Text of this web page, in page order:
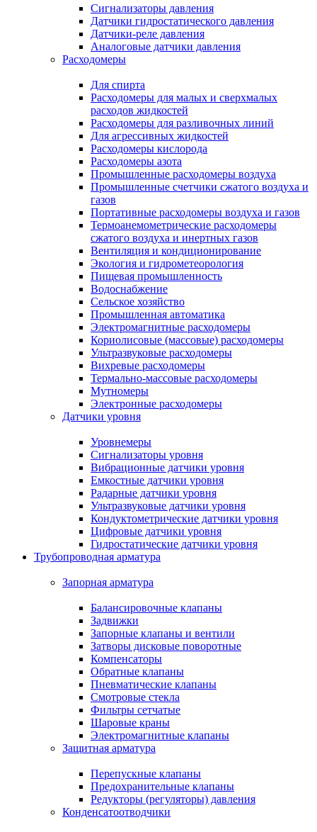
Сигнализаторы давления
Датчики гидростатического давления
Датчики-реле давления
Аналоговые датчики давления
Расходомеры
Для спирта
Расходомеры для малых и сверхмалых
расходов жидкостей
Расходомеры для разливочных линий
Для агрессивных жидкостей
Расходомеры кислорода
Расходомеры азота
Промышленные расходомеры воздуха
Промышленные счетчики сжатого воздуха и
газов
Портативные расходомеры воздуха и газов
Термоанемометрические расходомеры
сжатого воздуха и инертных газов
Вентиляция и кондиционирование
Экология и гидрометеорология
Пищевая промышленность
Водоснабжение
Сельское хозяйство
Промышленная автоматика
Электромагнитные расходомеры
Кориолисовые (массовые) расходомеры
Ультразвуковые расходомеры
Вихревые расходомеры
Термально-массовые расходомеры
Мутномеры
Электронные расходомеры
Датчики уровня
Уровнемеры
Сигнализаторы уровня
Вибрационные датчики уровня
Емкостные датчики уровня
Радарные датчики уровня
Ультразвуковые датчики уровня
Кондуктометрические датчики уровня
Цифровые датчики уровня
Гидростатические датчики уровня
Трубопроводная арматура
Запорная арматура
Балансировочные клапаны
Задвижки
Запорные клапаны и вентили
Затворы дисковые поворотные
Компенсаторы
Обратные клапаны
Пневматические клапаны
Смотровые стекла
Фильтры сетчатые
Шаровые краны
Электромагнитные клапаны
Защитная арматура
Перепускные клапаны
Предохранительные клапаны
Редукторы (регуляторы) давления
Конденсатоотводчики